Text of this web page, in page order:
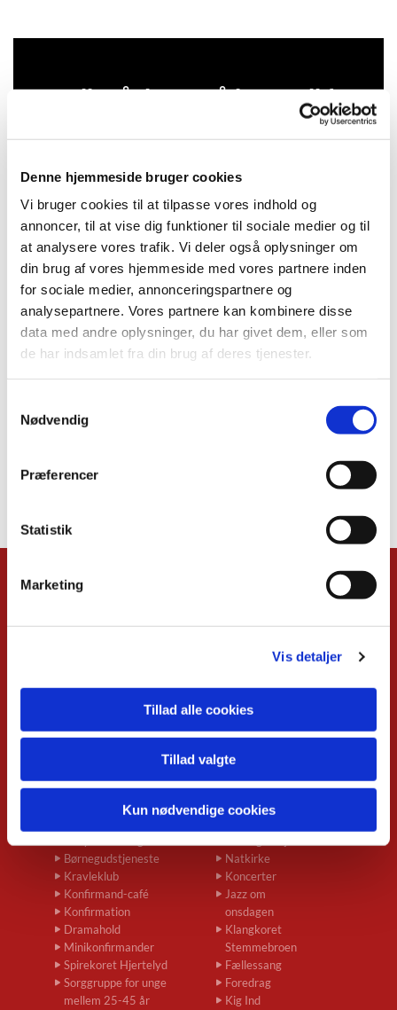
Denne hjemmeside bruger cookies
Vi bruger cookies til at tilpasse vores indhold og
annoncer, til at vise dig funktioner til sociale medier og til
at analysere vores trafik. Vi deler også oplysninger om
din brug af vores hjemmeside med vores partnere inden
for sociale medier, annonceringspartnere og
analysepartnere. Vores partnere kan kombinere disse
data med andre oplysninger, du har givet dem, eller som
de har indsamlet fra din brug af deres tjenester.
Nødvendig
Præferencer
Statistik
Marketing
Vis detaljer
Tillad alle cookies
Tillad valgte
Kun nødvendige cookies
Du vil måske også kunne lide...
Kalender
Overblik
Konfirmand-café
Menighedsrådsmøder
Spirekoret Hjertelyd
Børn og unge
Børnegudstjeneste
Kravleklub
Konfirmand-café
Konfirmation
Dramahold
Minikonfirmander
Spirekoret Hjertelyd
Sorggruppe for unge
mellem 25-45 år
Voksne
Natkirke
Koncerter
Jazz om
onsdagen
Klangkoret
Stemmebroen
Fællessang
Foredrag
Kig Ind